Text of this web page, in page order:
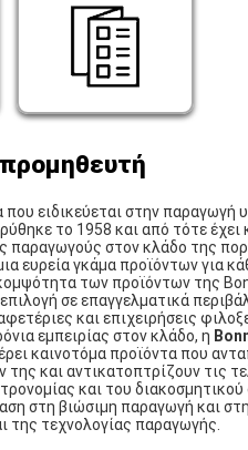
που ειδικεύεται στην παραγωγή
το 1958 και από τότε έχει
παραγωγούς στον κλάδο της
ευρεία γκάμα προϊόντων για
των προϊόντων της
σε επαγγελματικά
και επιχειρήσεις
εμπειρίας στον κλάδο, η
καινοτόμα προϊόντα που
και αντικατοπτρίζουν τις
και του διακοσμητικού
στη βιώσιμη παραγωγή και
της τεχνολογίας παραγωγής.